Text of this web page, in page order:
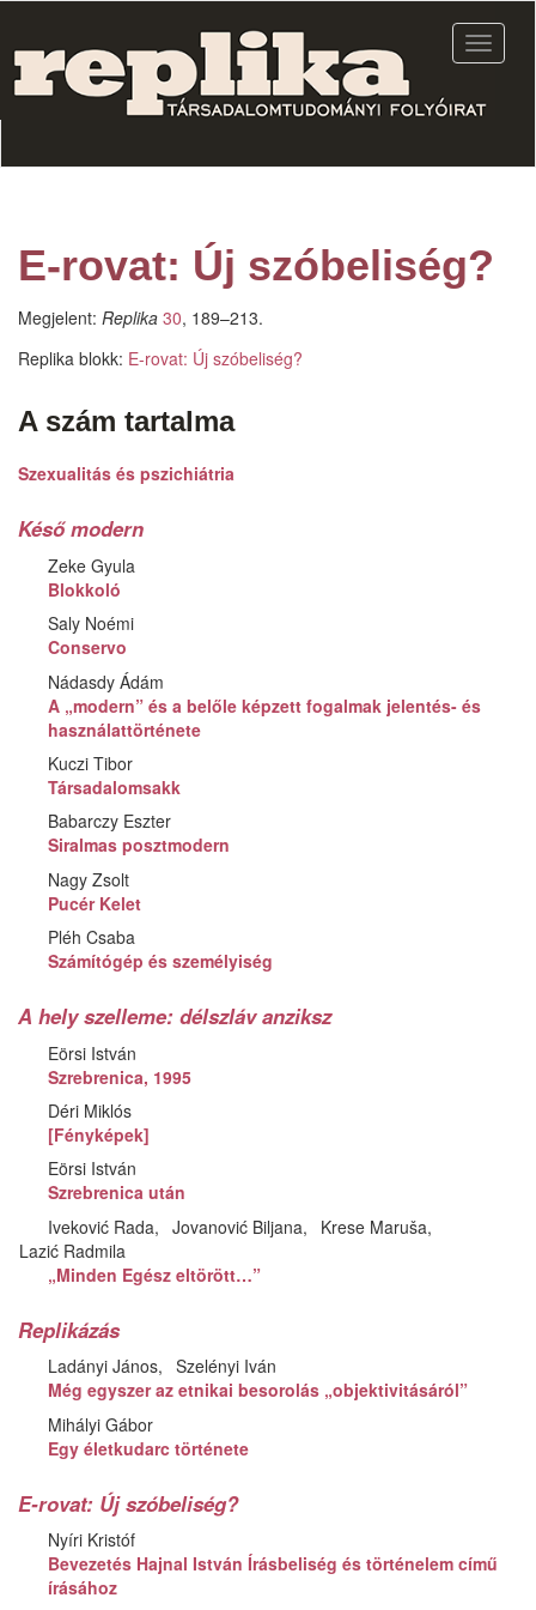
tartalomra
E-rovat: Új szóbeliség?
Megjelent: Replika 30, 189–213.
Replika blokk: E-rovat: Új szóbeliség?
A szám tartalma
Szexualitás és pszichiátria
Késő modern
Zeke Gyula
Blokkoló
Saly Noémi
Conservo
Nádasdy Ádám
A „modern” és a belőle képzett fogalmak jelentés- és
használattörténete
Kuczi Tibor
Társadalomsakk
Babarczy Eszter
Siralmas posztmodern
Nagy Zsolt
Pucér Kelet
Pléh Csaba
Számítógép és személyiség
A hely szelleme: délszláv anziksz
Eörsi István
Szrebrenica, 1995
Déri Miklós
[Fényképek]
Eörsi István
Szrebrenica után
Iveković Rada
Jovanović Biljana
Krese Maruša
Lazić Radmila
„Minden Egész eltörött…”
Replikázás
Ladányi János
Szelényi Iván
Még egyszer az etnikai besorolás „objektivitásáról”
Mihályi Gábor
Egy életkudarc története
E-rovat: Új szóbeliség?
Nyíri Kristóf
Bevezetés Hajnal István Írásbeliség és történelem című
írásához